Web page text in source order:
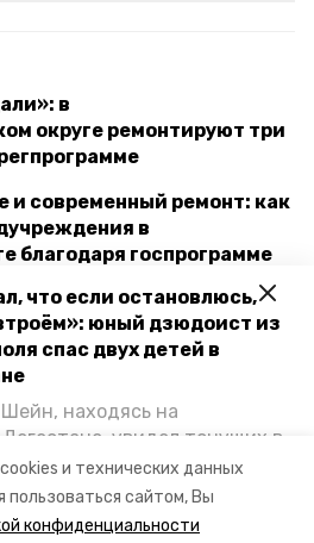
и технических данных
пользоваться сайтом, Вы
конфиденциальности
что если остановлюсь,
юный дзюдоист из
спас двух детей в
находясь на
увидел тонущих в
и бросился на помощь. По
мальчика
образования края и
в
округе ремонтируют три
и современный ремонт: как
в
благодаря госпрограмме
на дом: как
выезжают в отдалённые
врачебная амбулатория
звена здравоохранения